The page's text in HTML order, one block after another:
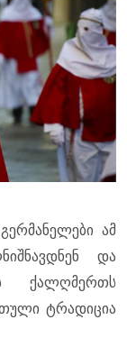
ამ
და
ქალღმერთს
ტრადიცია